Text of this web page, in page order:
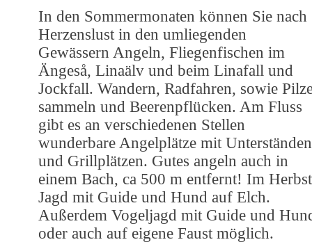
In den Sommermonaten können Sie nach
Herzenslust in den umliegenden
Gewässern Angeln, Fliegenfischen im
Ängeså, Linaälv und beim Linafall und
Jockfall. Wandern, Radfahren, sowie
sammeln und Beerenpflücken. Am Fluss
gibt es an verschiedenen Stellen
wunderbare Angelplätze mit Unterständen
und Grillplätzen. Gutes angeln auch in
einem Bach, ca 500 m entfernt! Im Herbst
Jagd mit Guide und Hund auf Elch.
Außerdem Vogeljagd mit Guide und
oder auch auf eigene Faust möglich.